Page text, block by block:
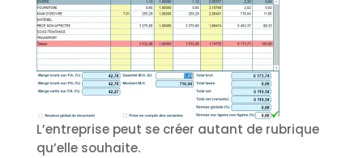
L’entreprise peut se créer autant de rubrique
qu’elle souhaite.